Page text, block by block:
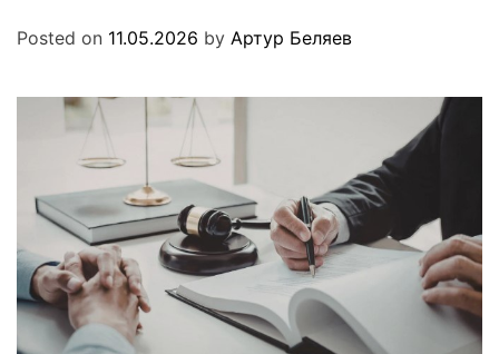
Posted on 11.05.2026 by Артур Беляев